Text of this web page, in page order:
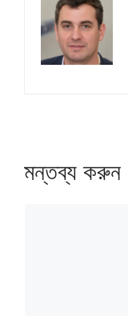
মন্তব্য করুন